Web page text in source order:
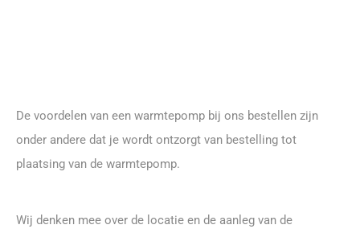
De voordelen van een warmtepomp bij ons bestellen zijn
onder andere dat je wordt ontzorgt van bestelling tot
plaatsing van de warmtepomp.
Wij denken mee over de locatie en de aanleg van de